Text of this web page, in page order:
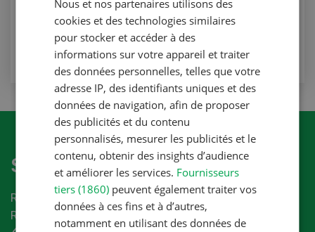
Gestion
VERS L'ARTICLE
S'abonner à la newletter
Recevez les dernières nouvelles du monde de la
Revue-UFA.
Nous et nos partenaires utilisons des
cookies et des technologies similaires
pour stocker et accéder à des
informations sur votre appareil et traiter
des données personnelles, telles que votre
adresse IP, des identifiants uniques et des
données de navigation, afin de proposer
des publicités et du contenu
personnalisés, mesurer les publicités et le
contenu, obtenir des insights d’audience
et améliorer les services. Fournisseurs
tiers (1860) peuvent également traiter vos
données à ces fins et à d’autres,
notamment en utilisant des données de